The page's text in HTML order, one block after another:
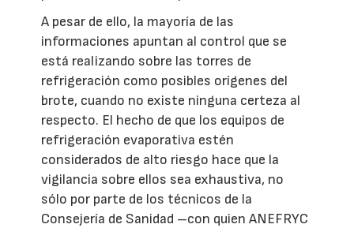
A pesar de ello, la mayoría de las
informaciones apuntan al control que se
está realizando sobre las torres de
refrigeración como posibles orígenes del
brote, cuando no existe ninguna certeza al
respecto. El hecho de que los equipos de
refrigeración evaporativa estén
considerados de alto riesgo hace que la
vigilancia sobre ellos sea exhaustiva, no
sólo por parte de los técnicos de la
Consejería de Sanidad –con quien ANEFRYC